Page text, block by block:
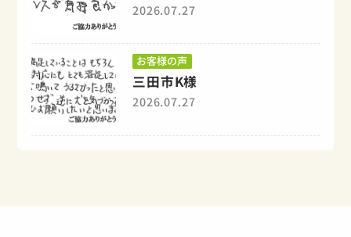
2026.07.27
お客様の声
三田市K様
2026.07.27